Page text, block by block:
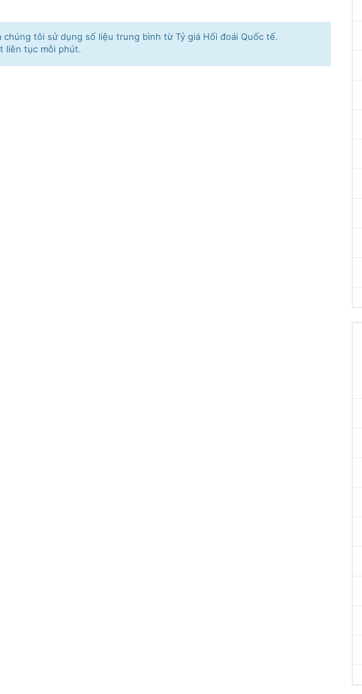
tôi sử dụng số liệu trung bình từ Tỷ giá Hối đoái Quốc tế.
liên tục mỗi phút.